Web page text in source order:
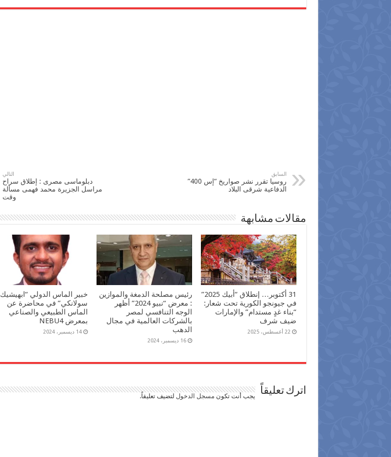
السابق
‫روسيا‬ تقرر نشر صواريخ “إس 400”
الدفاعية شرقى البلاد
التالي
دبلوماسى مصرى : إطلاق سراح
مراسل الجزيرة محمد فهمى مسألة
وقت
مقالات مشابهة
31 أكتوبر… إنطلاق “أبيك 2025”
في جيونجو الكورية تحت شعار:
“بناء غدٍ مستدام” والإمارات
ضيف شرف
22 أغسطس، 2025
رئيس مصلحة الدمغة والموازين
: معرض “نبيو 2024” أظهر
الوجه التنافسي لمصر
بالشركات العالمية في مجال
الدهب
16 ديسمبر، 2024
خبير الماس الدولي “ابهيشيك
سولانكي” في محاضرة عن
الماس الطبيعي والصناعي
بمعرض NEBU4
14 ديسمبر، 2024
اترك تعليقاً يجب أنت تكون مسجل الدخول لتضيف تعليقاً.